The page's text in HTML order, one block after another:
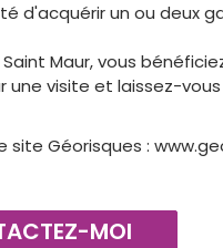
d'acquérir un ou deux
Maur, vous
visite et laissez-
site Géorisques :
MOI